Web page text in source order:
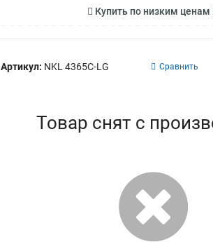
Купить по низким ценам
Артикул: NKL 4365C-LG Сравнить
Товар снят с